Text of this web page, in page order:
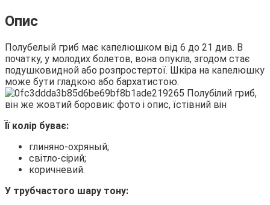
Опис
Полубелый гриб має капелюшком від 6 до 21 див. В
початку, у молодих болетов, вона опукла, згодом стає
подушковидной або розпростертої. Шкіра на капелюшку
може бути гладкою або бархатистою.
Її колір буває:
глиняно-охряный;
світло-сірий;
коричневий.
У трубчастого шару тону: